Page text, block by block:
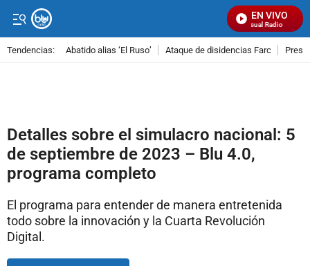
EN VIVO
Señal Visual Radio
Tendencias: Abatido alias ‘El Ruso’ Ataque de disidencias Farc
Detalles sobre el simulacro nacional: 5
de septiembre de 2023 – Blu 4.0,
programa completo
El programa para entender de manera entretenida
todo sobre la innovación y la Cuarta Revolución
Digital.